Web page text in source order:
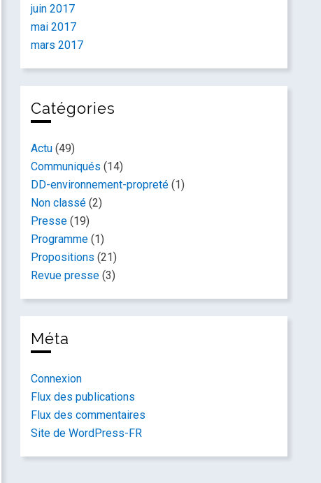
juin 2017
mai 2017
mars 2017
Catégories
Actu (49)
Communiqués (14)
DD-environnement-propreté (1)
Non classé (2)
Presse (19)
Programme (1)
Propositions (21)
Revue presse (3)
Méta
Connexion
Flux des publications
Flux des commentaires
Site de WordPress-FR